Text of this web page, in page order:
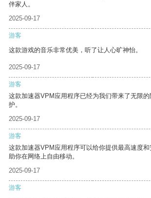
伴家人。
2025-09-17
游客
这款游戏的音乐非常优美，听了让人心旷神怡。
2025-09-17
游客
这款加速器VPM应用程序已经为我们带来了无限
护。
2025-09-17
游客
这款加速器VPM应用程序可以给你提供最高速度
助你在网络上自由移动。
2025-09-17
游客